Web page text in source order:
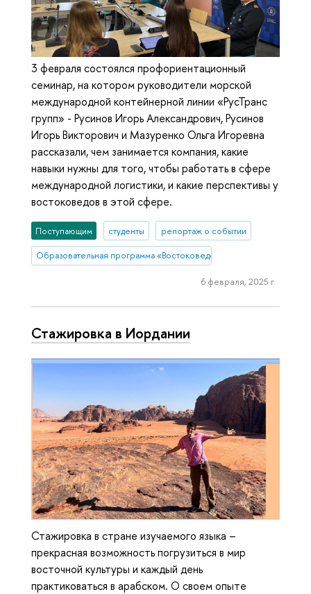
3 февраля состоялся профориентационный
семинар, на котором руководители морской
международной контейнерной линии «РусТранс
групп» - Русинов Игорь Александрович, Русинов
Игорь Викторович и Мазуренко Ольга Игоревна
рассказали, чем занимается компания, какие
навыки нужны для того, чтобы работать в сфере
международной логистики, и какие перспективы у
востоковедов в этой сфере.
Поступающим студенты репортаж о событии
Образовательная программа «Востоковедение»
6 февраля, 2025 г.
Стажировка в Иордании
Стажировка в стране изучаемого языка –
прекрасная возможность погрузиться в мир
восточной культуры и каждый день
практиковаться в арабском. О своем опыте